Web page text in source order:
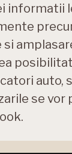
informatii
auto,
se vor